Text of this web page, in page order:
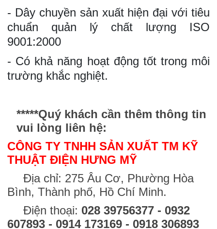
- Dây chuyền sản xuất hiện đại với tiêu
chuẩn quản lý chất lượng ISO
9001:2000
- Có khả năng hoạt động tốt trong môi
trường khắc nghiệt.
*****Quý khách cần thêm thông tin
vui lòng liên hệ:
CÔNG TY TNHH SẢN XUẤT TM KỸ
THUẬT ĐIỆN HƯNG MỸ
Địa chỉ: 275 Âu Cơ, Phường Hòa
Bình, Thành phố, Hồ Chí Minh.
Điện thoại: 028 39756377 - 0932
607893 - 0914 173169 - 0918 306893